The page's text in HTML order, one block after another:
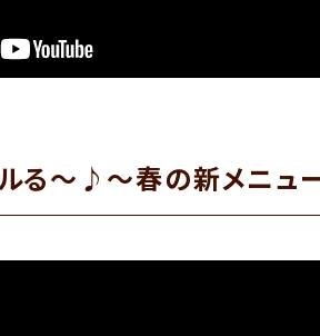
る〜♪〜春の新メニュー